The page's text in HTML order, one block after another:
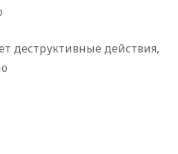
деструктивные действия,